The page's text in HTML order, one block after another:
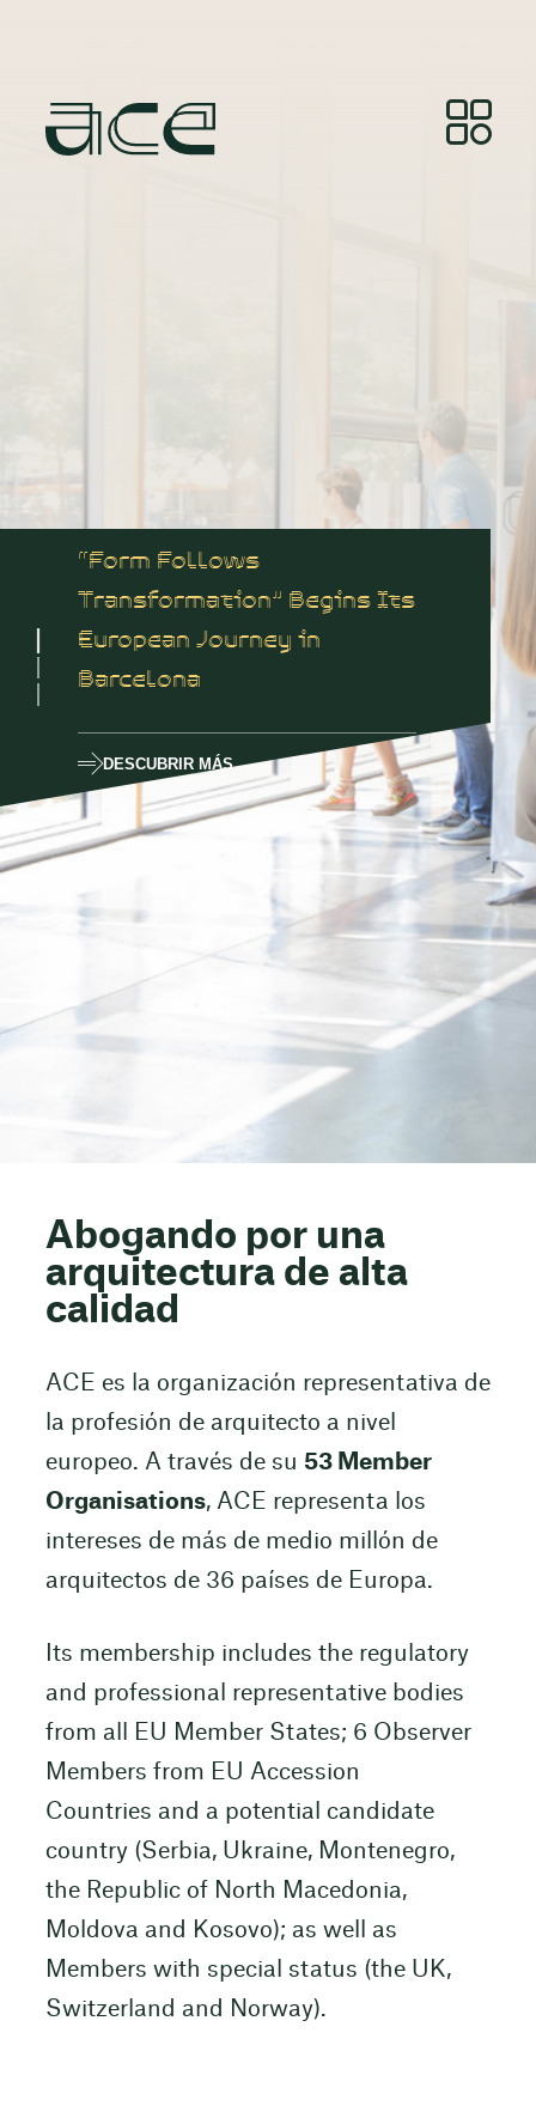
“Form Follows
Transformation” Begins Its
European Journey in
Barcelona
DESCUBRIR MÁS
Abogando por una
arquitectura de alta
calidad
ACE es la organización representativa de
la profesión de arquitecto a nivel
europeo. A través de su 53 Member
Organisations, ACE representa los
intereses de más de medio millón de
arquitectos de 36 países de Europa.
Its membership includes the regulatory
and professional representative bodies
from all EU Member States; 6 Observer
Members from EU Accession
Countries and a potential candidate
country (Serbia, Ukraine, Montenegro,
the Republic of North Macedonia,
Moldova and Kosovo); as well as
Members with special status (the UK,
Switzerland and Norway).